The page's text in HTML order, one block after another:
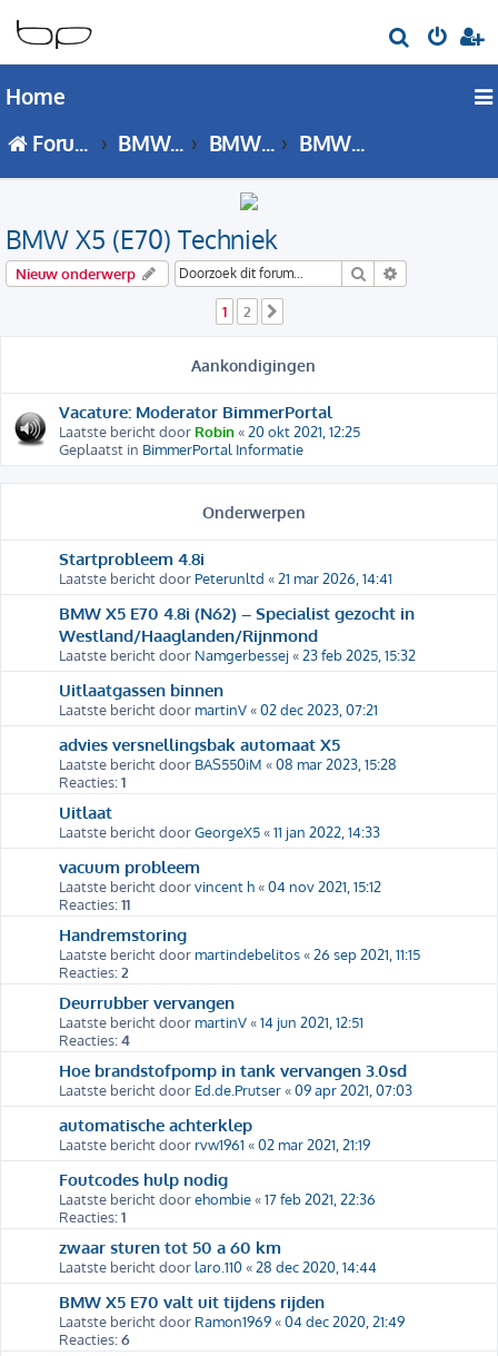
o
Home
Forumoverzicht
BMW X Serie BMW X5 - E70 forum BMW X5 (E70) Techniek
BMW X5 (E70) Techniek
Nieuw onderwerp Zoek
1 2
Aankondigingen
Vacature: Moderator BimmerPortal
Laatste bericht door Robin«20 okt 2021, 12:25
Geplaatst in BimmerPortal Informatie
Onderwerpen
Startprobleem 4.8i
Laatste bericht door Peterunltd «21 mar 2026, 14:41
BMW X5 E70 4.8i (N62) – Specialist gezocht in
Westland/Haaglanden/Rijnmond
Laatste bericht door Namgerbessej «23 feb 2025, 15:32
Uitlaatgassen binnen
Laatste bericht door martinV«02 dec 2023, 07:21
advies versnellingsbak automaat X5
Laatste bericht door BAS550iM «08 mar 2023, 15:28
Reacties:1
Uitlaat
Laatste bericht doorGeorgeX5«11 jan 2022, 14:33
vacuum probleem
Laatste bericht doorvincent h«04 nov 2021, 15:12
Reacties:11
Handremstoring
Laatste bericht door martindebelitos«26 sep 2021, 11:15
Reacties:2
Deurrubber vervangen
Laatste bericht door martinV«14 jun 2021, 12:51
Reacties:4
Hoe brandstofpomp in tank vervangen 3.0sd
Laatste bericht door Ed.de.Prutser«09 apr 2021, 07:03
automatische achterklep
Laatste bericht door rvw1961 «02 mar 2021, 21:19
Foutcodes hulp nodig
Laatste bericht doorehombie«17 feb 2021, 22:36
Reacties:1
zwaar sturen tot 50 a 60 km
Laatste bericht door laro.110«28 dec 2020, 14:44
BMW X5 E70 valt uit tijdens rijden
Laatste bericht door Ramon1969«04 dec 2020, 21:49
Reacties:6